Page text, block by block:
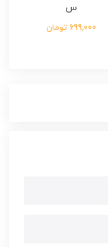
س
699,000 تومان